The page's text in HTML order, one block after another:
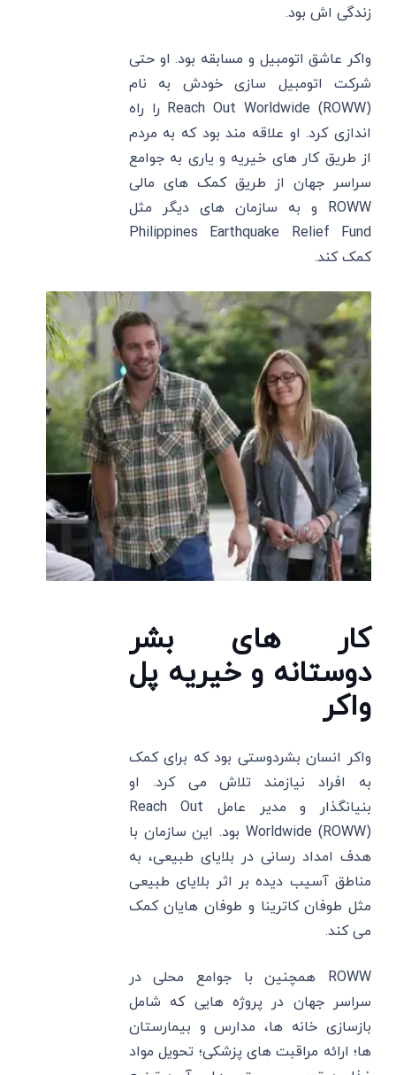
زندگی ‌اش بود.
واکر عاشق اتومبیل و مسابقه بود. او حتی
شرکت اتومبیل ‌سازی خودش به نام
Reach Out Worldwide (ROWW) را راه
‌اندازی کرد. او علاقه ‌مند بود که به مردم
از طریق کار های خیریه و یاری به جوامع
سراسر جهان از طریق کمک ‌های مالی
ROWW و به سازمان ‌های دیگر مثل
Philippines Earthquake Relief Fund
کمک کند.
کار های بشر
دوستانه و خیریه پل
واکر
واکر انسان بشردوستی بود که برای کمک
به افراد نیازمند تلاش می ‌کرد. او
بنیانگذار و مدیر عامل Reach Out
Worldwide (ROWW) بود. این سازمان با
هدف امداد رسانی در بلایای طبیعی، به
مناطق آسیب‌ دیده بر اثر بلایای طبیعی
مثل طوفان کاترینا و طوفان هایان کمک
می ‌کند.
ROWW همچنین با جوامع محلی در
سراسر جهان در پروژه‌ هایی که شامل
بازسازی خانه‌ ها، مدارس و بیمارستان
‌ها؛ ارائه مراقبت ‌های پزشکی؛ تحویل مواد